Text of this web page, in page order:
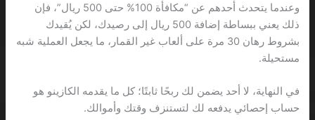
وعندما يتحدث أحدهم عن “مكافأة 100% حتى 500 ريال”، فإن
ذلك يعني ببساطة إضافة 500 ريال إلى رصيدك، لكن يُقيدك
بشروط رهان 30 مرة على ألعاب غير القمار، ما يجعل العملية شبه
مستحيلة.
في النهاية، لا أحد يضمن لك ربحًا ثابتًا؛ كل ما يقدمه الكازينو هو
حساب إحصائي يدفعه لك لتستنزف وقتك وأموالك.